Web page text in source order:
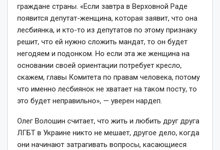
граждане страны. «Если завтра в Верховной Раде
появится депутат-женщина, которая заявит, что она
лесбиянка, и кто-то из депутатов по этому признаку
решит, что ей нужно сложить мандат, то он будет
негодяем и подонком. Но если эта же женщина на
основании своей ориентации потребует кресло,
скажем, главы Комитета по правам человека, потому
что именно лесбиянок не хватает на таком посту, то
это будет неправильно», — уверен нардеп.
Олег Волошин считает, что жить и любить друг друга
ЛГБТ в Украине никто не мешает, другое дело, когда
они начинают затрагивать вопросы, касающиеся